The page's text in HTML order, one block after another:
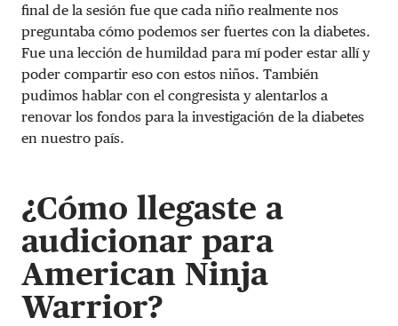
final de la sesión fue que cada niño realmente nos
preguntaba cómo podemos ser fuertes con la diabetes.
Fue una lección de humildad para mí poder estar allí y
poder compartir eso con estos niños. También
pudimos hablar con el congresista y alentarlos a
renovar los fondos para la investigación de la diabetes
en nuestro país.
¿Cómo llegaste a
audicionar para
American Ninja
Warrior?